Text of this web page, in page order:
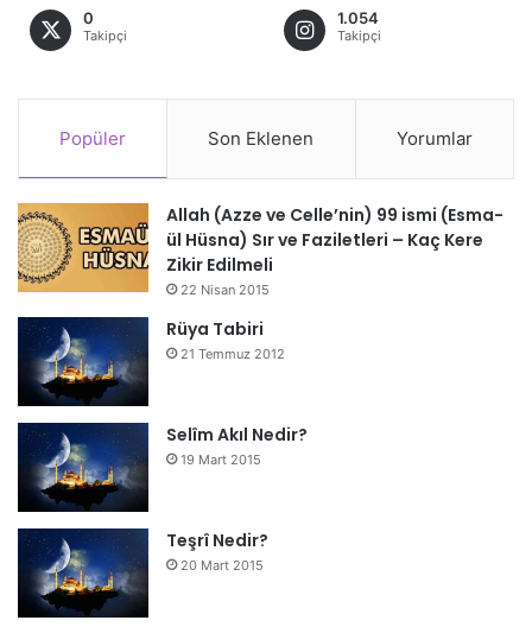
0
Takipçi
1.054
Takipçi
Popüler Son Eklenen Yorumlar
Allah (Azze ve Celle’nin) 99 ismi (Esma-
ül Hüsna) Sır ve Faziletleri – Kaç Kere
Zikir Edilmeli
22 Nisan 2015
Rüya Tabiri
21 Temmuz 2012
Selîm Akıl Nedir?
19 Mart 2015
Teşrî Nedir?
20 Mart 2015